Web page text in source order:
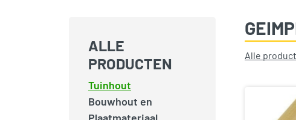
ALLE
PRODUCTEN
Tuinhout
Bouwhout en
Plaatmateriaal
Alle